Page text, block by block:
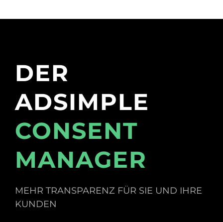
DER
ADSIMPLE
CONSENT
MANAGER
MEHR TRANSPARENZ FÜR SIE UND IHRE
KUNDEN